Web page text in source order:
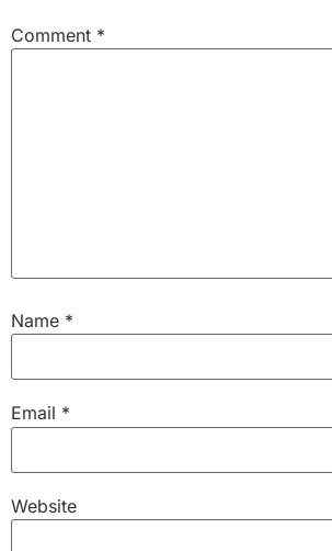
Comment *
Name *
Email *
Website